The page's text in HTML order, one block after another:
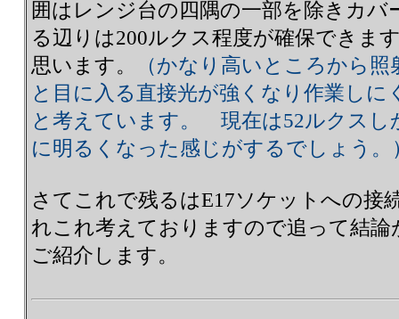
囲はレンジ台の四隅の一部を除きカ
る辺りは200ルクス程度が確保できま
思います。
（かなり高いところから
と目に入る直接光が強くなり作業し
と考えています。 現在は52ルクスし
に明るくなった感じがするでしょう。
さてこれで残るはE17ソケットへの接
れこれ考えておりますので追って結
ご紹介します。